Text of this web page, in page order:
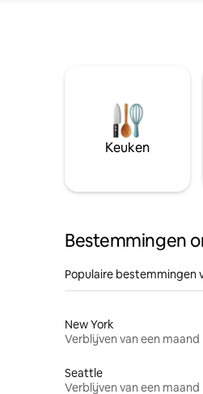
Keuken
Bestemmingen
Populaire bestemmingen
New York
Verblijven van een maand
Seattle
Verblijven van een maand